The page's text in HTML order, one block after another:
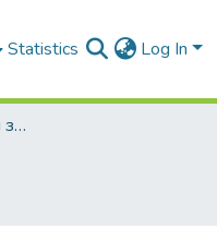
Statistics Log In
Кваліфікаційні роботи здобувачів вищої освіти